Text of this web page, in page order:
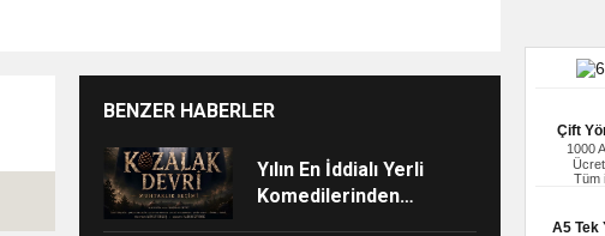
Çift
1000
Tüm
A5 Tek
BENZER HABERLER
Yılın En İddialı Yerli
Komedilerinden